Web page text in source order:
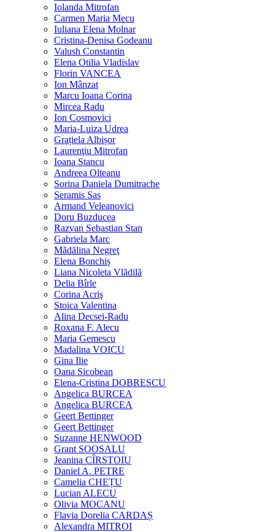
Iolanda Mitrofan
Carmen Maria Mecu
Iuliana Elena Molnar
Cristina-Denisa Godeanu
Valush Constantin
Elena Otilia Vladislav
Florin VANCEA
Ion Mânzat
Marcu Ioana Corina
Mircea Radu
Ion Cosmovici
Maria-Luiza Udrea
Grațiela Albișor
Laurenţiu Mitrofan
Ioana Stancu
Andreea Olteanu
Sorina Daniela Dumitrache
Seramis Sas
Armand Veleanovici
Doru Buzducea
Razvan Sebastian Stan
Gabriela Marc
Mădălina Negreţ
Elena Bonchiș
Liana Nicoleta Vlădilă
Delia Bîrle
Corina Acriş
Stoica Valentina
Alina Decsei-Radu
Roxana F. Alecu
Maria Gemescu
Madalina VOICU
Gina Ilie
Oana Sicobean
Elena-Cristina DOBRESCU
Angelica BURCEA
Angelica BURCEA
Geert Bettinger
Geert Bettinger
Suzanne HENWOOD
Grant SOOSALU
Jeanina CÎRSTOIU
Daniel A. PETRE
Camelia CHEȚU
Lucian ALECU
Olivia MOCANU
Flavia Dorelia CARDAȘ
Alexandra MITROI